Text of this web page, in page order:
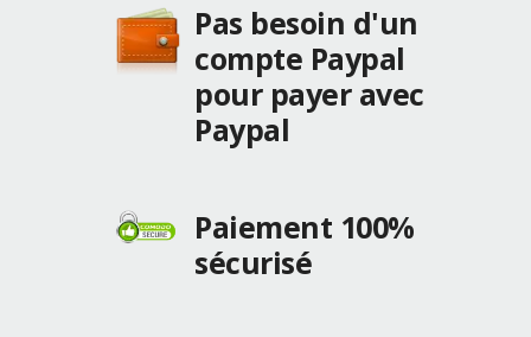
Pas besoin d'un
compte Paypal
pour payer avec
Paypal
Paiement 100%
sécurisé